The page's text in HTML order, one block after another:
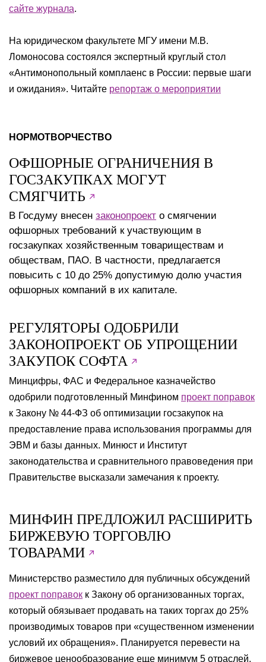
сайте журнала.
На юридическом факультете МГУ имени М.В.
Ломоносова состоялся экспертный круглый стол
«Антимонопольный комплаенс в России: первые шаги
и ожидания». Читайте репортаж о мероприятии
НОРМОТВОРЧЕСТВО
ОФШОРНЫЕ ОГРАНИЧЕНИЯ В
ГОСЗАКУПКАХ МОГУТ
СМЯГЧИТЬ
В Госдуму внесен законопроект о смягчении
офшорных требований к участвующим в
госзакупках хозяйственным товариществам и
обществам, ПАО. В частности, предлагается
повысить с 10 до 25% допустимую долю участия
офшорных компаний в их капитале.
РЕГУЛЯТОРЫ ОДОБРИЛИ
ЗАКОНОПРОЕКТ ОБ УПРОЩЕНИИ
ЗАКУПОК СОФТА
Минцифры, ФАС и Федеральное казначейство
одобрили подготовленный Минфином проект поправок
к Закону № 44-ФЗ об оптимизации госзакупок на
предоставление права использования программы для
ЭВМ и базы данных. Минюст и Институт
законодательства и сравнительного правоведения при
Правительстве высказали замечания к проекту.
МИНФИН ПРЕДЛОЖИЛ РАСШИРИТЬ
БИРЖЕВУЮ ТОРГОВЛЮ
ТОВАРАМИ
Министерство разместило для публичных обсуждений
проект поправок к Закону об организованных торгах,
который обязывает продавать на таких торгах до 25%
производимых товаров при «существенном изменении
условий их обращения». Планируется перевести на
биржевое ценообразование еще минимум 5 отраслей,